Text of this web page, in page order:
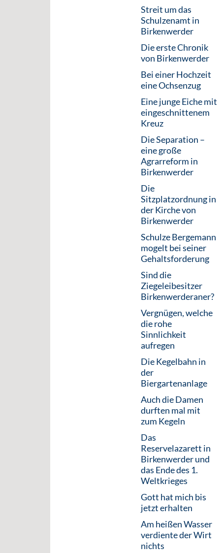
Streit um das
Schulzenamt in
Birkenwerder
Die erste Chronik
von Birkenwerder
Bei einer Hochzeit
eine Ochsenzug
Eine junge Eiche mit
eingeschnittenem
Kreuz
Die Separation –
eine große
Agrarreform in
Birkenwerder
Die
Sitzplatzordnung in
der Kirche von
Birkenwerder
Schulze Bergemann
mogelt bei seiner
Gehaltsforderung
Sind die
Ziegeleibesitzer
Birkenwerderaner?
Vergnügen, welche
die rohe
Sinnlichkeit
aufregen
Die Kegelbahn in
der
Biergartenanlage
Auch die Damen
durften mal mit
zum Kegeln
Das
Reservelazarett in
Birkenwerder und
das Ende des 1.
Weltkrieges
Gott hat mich bis
jetzt erhalten
Am heißen Wasser
verdiente der Wirt
nichts